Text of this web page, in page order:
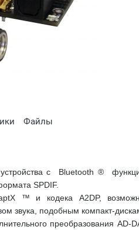
Файлы
с Bluetooth ®
SPDIF.
™ и кодека A2DP,
звука, подобным компакт-
преобразования AD-